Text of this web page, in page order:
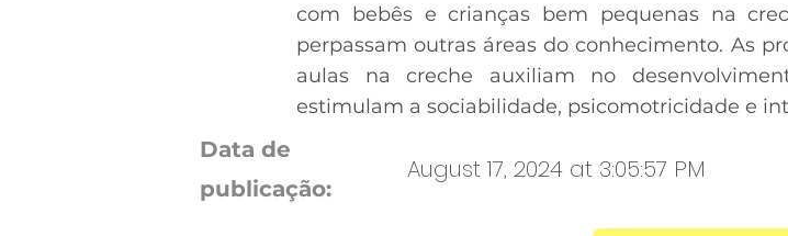
com bebês e crianças bem pequenas na
perpassam outras áreas do conhecimento. As
aulas na creche auxiliam no
estimulam a sociabilidade, psicomotricidade e
Data de
publicação:
August 17, 2024 at 3:05:57 PM